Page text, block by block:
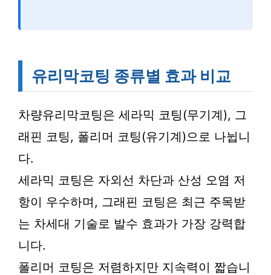
유리막코팅 종류별 효과 비교
차량유리막코팅은 세라믹 코팅(무기계), 그
래핀 코팅, 폴리머 코팅(유기계)으로 나뉩니
다.
세라믹 코팅은 자외선 차단과 산성 오염 저
항이 우수하며, 그래핀 코팅은 최근 주목받
는 차세대 기술로 발수 효과가 가장 강력합
니다.
폴리머 코팅은 저렴하지만 지속력이 짧습니